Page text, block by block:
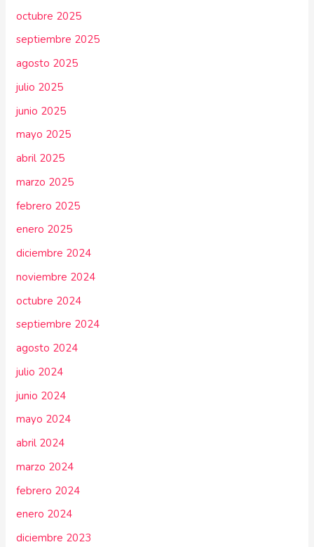
octubre 2025
septiembre 2025
agosto 2025
julio 2025
junio 2025
mayo 2025
abril 2025
marzo 2025
febrero 2025
enero 2025
diciembre 2024
noviembre 2024
octubre 2024
septiembre 2024
agosto 2024
julio 2024
junio 2024
mayo 2024
abril 2024
marzo 2024
febrero 2024
enero 2024
diciembre 2023